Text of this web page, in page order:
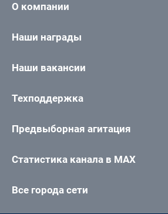
О компании
Наши награды
Наши вакансии
Техподдержка
Предвыборная агитация
Статистика канала в MAX
Все города сети